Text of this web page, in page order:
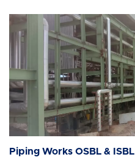
Piping Works OSBL &